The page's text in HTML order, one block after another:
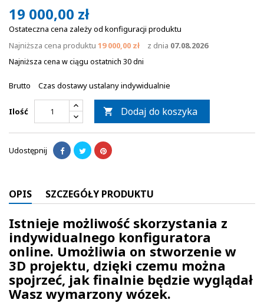
19 000,00 zł
Ostateczna cena zależy od konfiguracji produktu
Najniższa cena produktu 19 000,00 zł z dnia 07.08.2026
Najniższa cena w ciągu ostatnich 30 dni
Brutto Czas dostawy ustalany indywidualnie
Ilość  Dodaj do koszyka
Udostępnij
OPIS SZCZEGÓŁY PRODUKTU
Istnieje możliwość skorzystania z
indywidualnego konfiguratora
online. Umożliwia on stworzenie w
3D projektu, dzięki czemu można
spojrzeć, jak finalnie będzie wyglądał
Wasz wymarzony wózek.